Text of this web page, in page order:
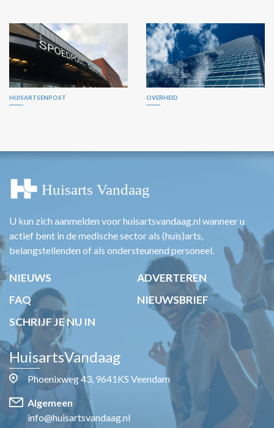
HUISARTSENPOST OVERHEID
U kun zich aanmelden voor huisartsvandaag.nl wanneer u
actief bent in de medische sector als (huis)arts,
belangstellenden of als ondersteunend personeel.
NIEUWS
ADVERTEREN
FAQ
NIEUWSBRIEF
SCHRIJF JE NU IN
HuisartsVandaag
Phoenixweg 43, 9641KS Veendam
Algemeen
info@huisartsvandaag.nl